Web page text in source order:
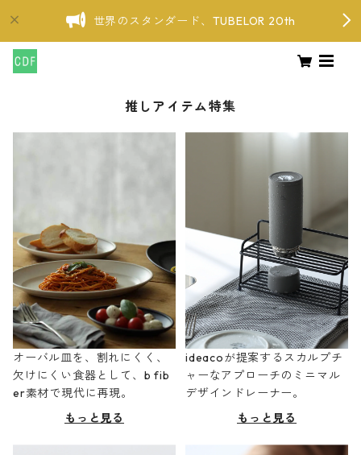
世界のスタンダード、TUBELOR 20th
推しアイテム特集
オーバル皿を、割れにくく、
欠けにくい食器として、b fib
er素材で現代に再現。
もっと見る
ideacoが提案するスカルプチ
ャーなアプローチのミニマル
デザインドレーナー。
もっと見る